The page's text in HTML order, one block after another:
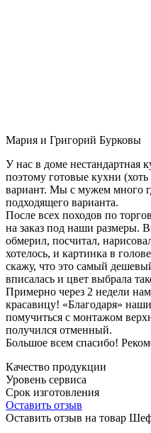
Мария и Григорий Бурковы
У нас в доме нестандартная
поэтому готовые кухни
вариант. Мы с мужем много
подходящего варианта.
После всех походов по
на заказ под наши размеры.
обмерил, посчитал,
хотелось, и картинка в
скажу, что это самый
вписалась и цвет выбрала
Примерно через 2 недели
красавицу! «Благодаря»
помучиться с монтажом
получился отменный.
Большое всем спасибо!
Качество продукции
Уровень сервиса
Срок изготовления
Оставить отзыв
Оставить отзыв на товар